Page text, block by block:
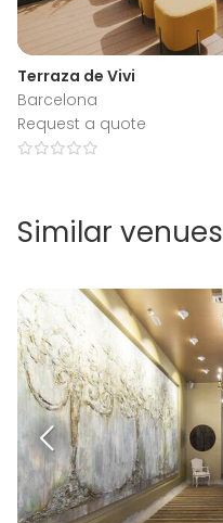
Terraza de Vivi
Barcelona
Request a quote
Similar venues